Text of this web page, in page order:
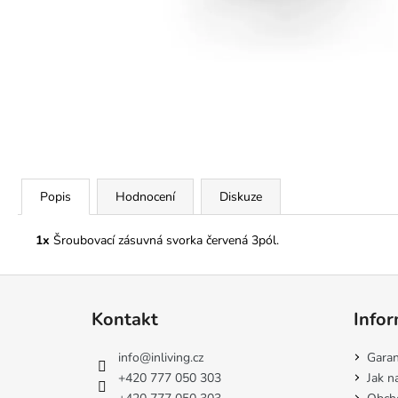
Popis Hodnocení Diskuze
1x Šroubovací zásuvná svorka červená 3pól.
Kontakt
info@inliving.cz
+420 777 050 303
Jak